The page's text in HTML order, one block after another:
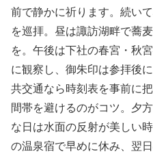
前で静かに祈ります。続い
を巡拝。昼は諏訪湖畔で蕎
を。午後は下社の春宮・秋
に観察し、御朱印は参拝後
共交通なら時刻表を事前に
間帯を避けるのがコツ。夕
な日は水面の反射が美しい
の温泉宿で早めに休み、翌